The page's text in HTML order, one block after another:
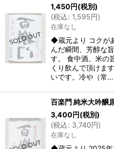
1,450円(税別)
(税込: 1,595円)
在庫なし
◆蔵元より コクが
んだ瞬間、芳醇な
す。 食中酒。米の
くり飲んで頂けま
いです。冷や（常…
百楽門 純米大吟醸
3,400円(税別)
(税込: 3,740円)
在庫なし